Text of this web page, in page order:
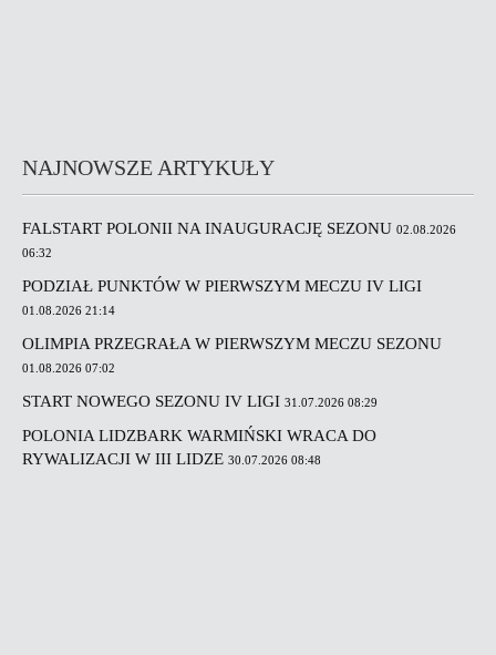
NAJNOWSZE ARTYKUŁY
FALSTART POLONII NA INAUGURACJĘ SEZONU 02.08.2026
06:32
PODZIAŁ PUNKTÓW W PIERWSZYM MECZU IV LIGI
01.08.2026 21:14
OLIMPIA PRZEGRAŁA W PIERWSZYM MECZU SEZONU
01.08.2026 07:02
START NOWEGO SEZONU IV LIGI 31.07.2026 08:29
POLONIA LIDZBARK WARMIŃSKI WRACA DO
RYWALIZACJI W III LIDZE 30.07.2026 08:48